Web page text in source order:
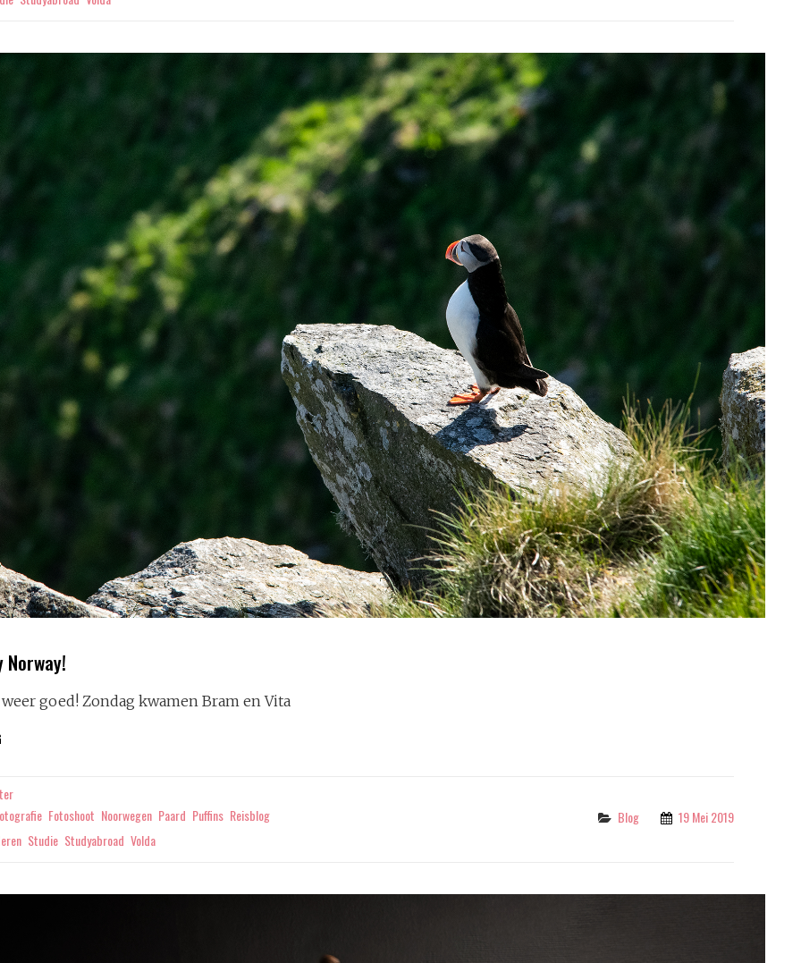
goed! Zondag kwamen Bram en Vita
Fotoshoot Noorwegen Paard Puffins Reisblog
Studie Studyabroad Volda
Categories
Blog 19 Mei 2019